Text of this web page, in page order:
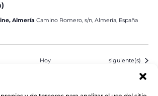
Almería Camino Romero, s/n, Almería, España
Hoy Eventos
siguiente(s)